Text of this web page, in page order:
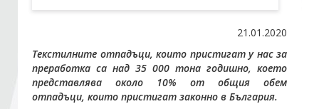
Стани член
21.01.2020
Текстилните отпадъци, които пристигат у нас за
преработка са над 35 000 тона годишно, което
представлява около 10% от общия обем
отпадъци, които пристигат законно в България.